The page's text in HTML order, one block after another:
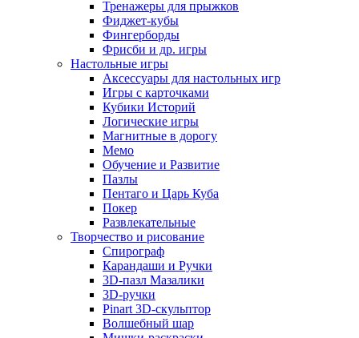
Тренажеры для прыжков
Фиджет-кубы
Фингерборды
Фрисби и др. игры
Настольные игры
Аксессуары для настольных игр
Игры с карточками
Кубики Историй
Логические игры
Магнитные в дорогу
Мемо
Обучение и Развитие
Пазлы
Пентаго и Царь Куба
Покер
Развлекательные
Творчество и рисование
Спирограф
Карандаши и Ручки
3D-пазл Мазалики
3D-ручки
Pinart 3D-скульптор
Волшебный шар